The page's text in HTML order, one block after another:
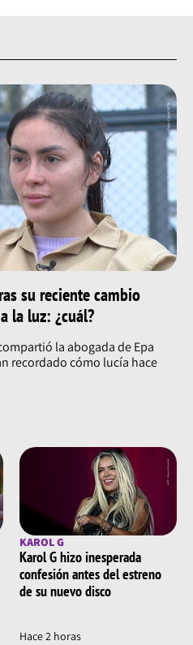
su reciente cambio
la luz: ¿cuál?
la abogada de Epa
recordado cómo lucía hace
KAROL G
Karol G hizo inesperada
confesión antes del estreno
de su nuevo disco
Hace 2 horas